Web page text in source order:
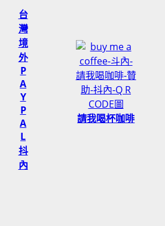
台
灣
境
外
P
A
Y
P
A
L
抖
內
請我喝杯咖啡